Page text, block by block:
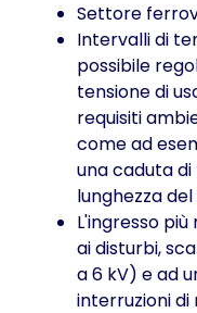
Settore
Intervalli di
possibile
tensione di
requisiti
come ad
una caduta
lunghezza
L'ingresso
ai disturbi,
a 6 kV) e ad
interruzioni di